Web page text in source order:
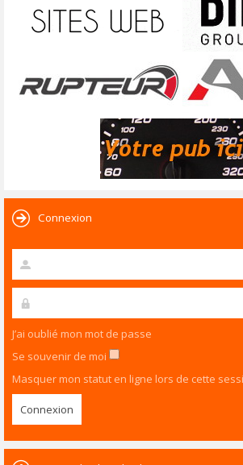
Connexion
J’ai oublié mon mot de passe
Se souvenir de moi
Masquer mon statut en ligne lors de cette